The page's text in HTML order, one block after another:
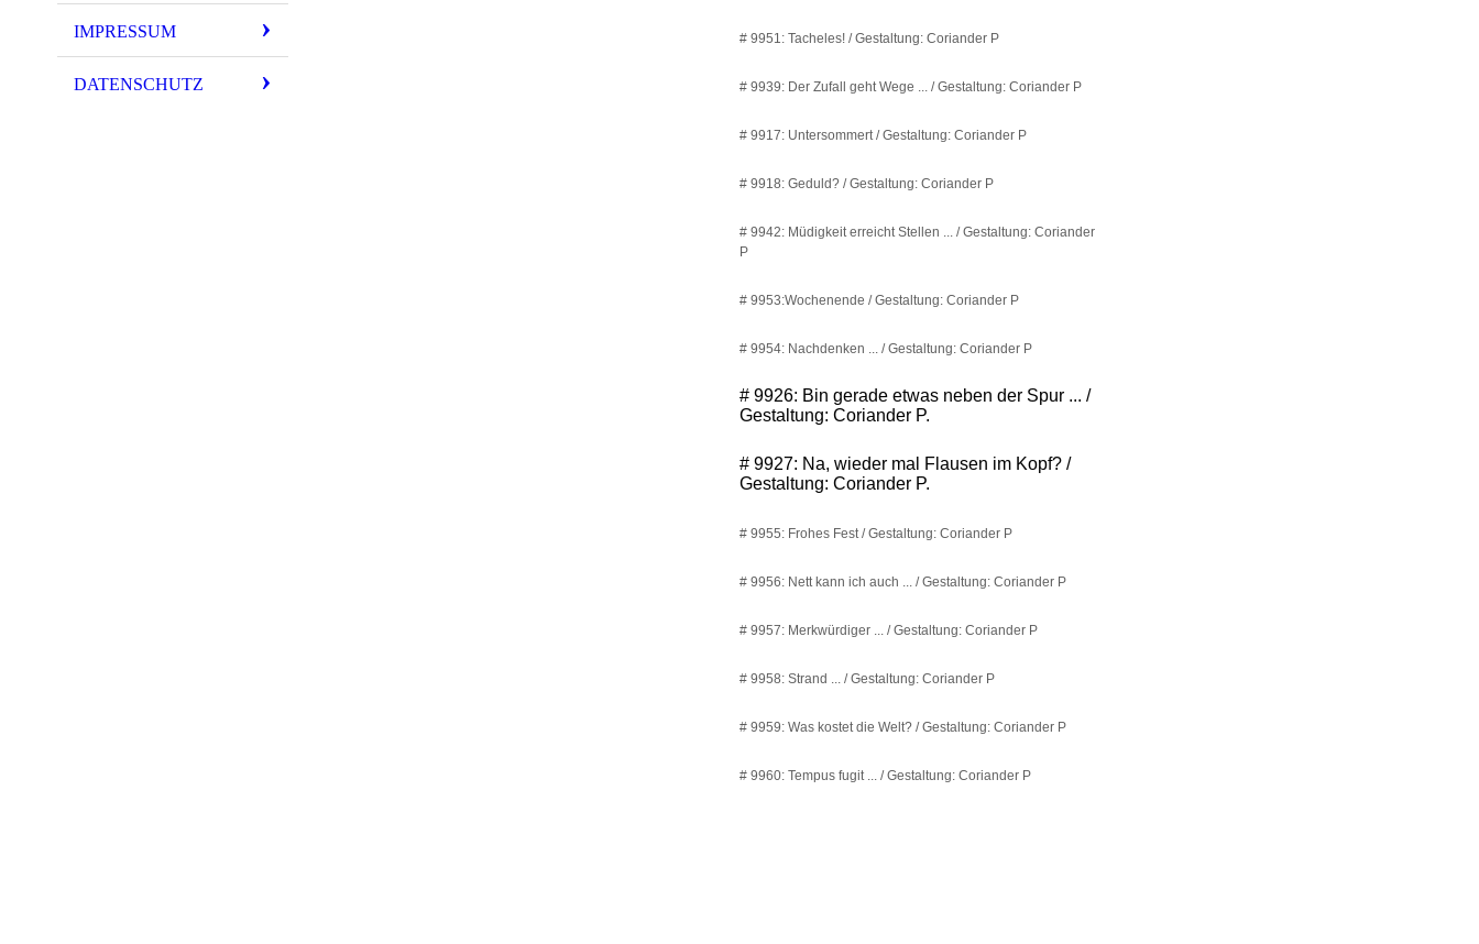
IMPRESSUM
DATENSCHUTZ
# 9951: Tacheles! / Gestaltung: Coriander P
# 9939: Der Zufall geht Wege ... / Gestaltung: Coriander P
# 9917: Untersommert / Gestaltung: Coriander P
# 9918: Geduld? / Gestaltung: Coriander P
# 9942: Müdigkeit erreicht Stellen ... / Gestaltung: Coriander
P
# 9953:Wochenende / Gestaltung: Coriander P
# 9954: Nachdenken ... / Gestaltung: Coriander P
# 9926: Bin gerade etwas neben der Spur ... /
Gestaltung: Coriander P.
# 9927: Na, wieder mal Flausen im Kopf? /
Gestaltung: Coriander P.
# 9955: Frohes Fest / Gestaltung: Coriander P
# 9956: Nett kann ich auch ... / Gestaltung: Coriander P
# 9957: Merkwürdiger ... / Gestaltung: Coriander P
# 9958: Strand ... / Gestaltung: Coriander P
# 9959: Was kostet die Welt? / Gestaltung: Coriander P
# 9960: Tempus fugit ... / Gestaltung: Coriander P